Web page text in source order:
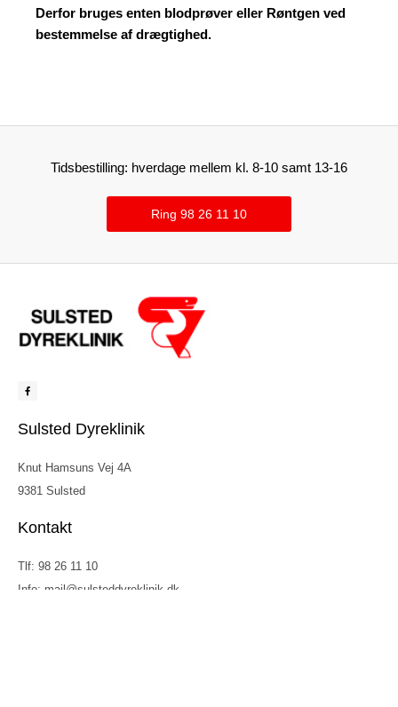
Derfor bruges enten blodprøver eller Røntgen ved
bestemmelse af drægtighed.
Tidsbestilling: hverdage mellem kl. 8-10 samt 13-16
Ring 98 26 11 10
F
a
o
o
f
Sulsted Dyreklinik
Knut Hamsuns Vej 4A
9381 Sulsted
Kontakt
Tlf: 98 26 11 10
Info: mail@sulsteddyreklinik.dk